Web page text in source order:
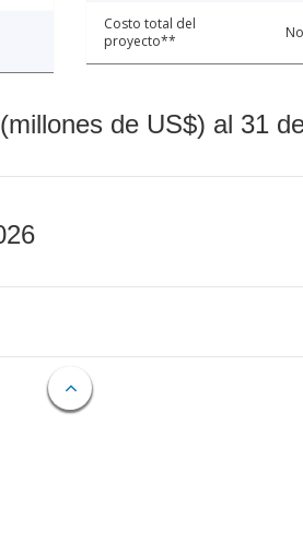
Costo total del
proyecto**
de US$) al 31